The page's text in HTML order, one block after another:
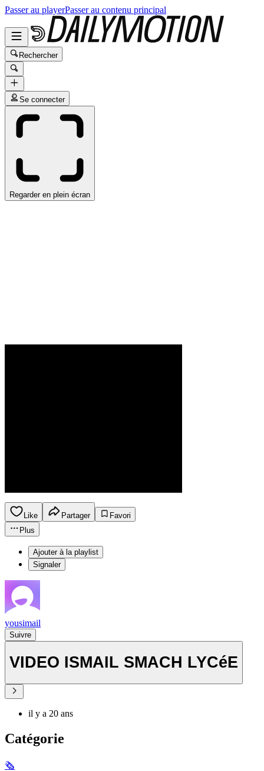
Passer au playerPasser au contenu principal
Rechercher
Se connecter
Regarder en plein écran
Like Partager
Favori
Plus
Ajouter à la playlist
Signaler
yousimail
Suivre
VIDEO ISMAIL SMACH LYCéE
il y a 20 ans
Catégorie
🗞